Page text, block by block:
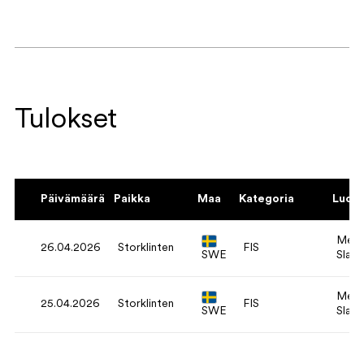
Tulokset
Päivämäärä Paikka Maa Kategoria
26.04.2026 Storklinten
SWE
FIS
25.04.2026 Storklinten
SWE
FIS